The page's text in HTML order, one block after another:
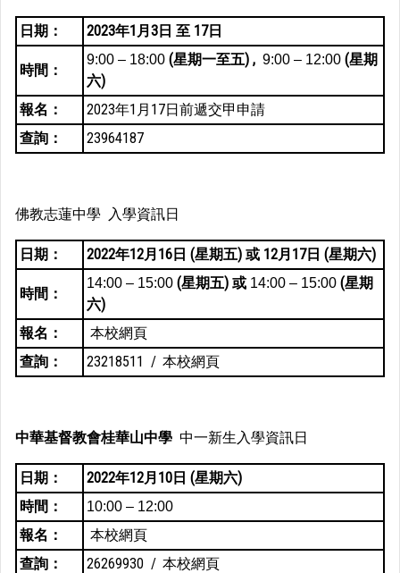
日期： 2023年1月3日 至 17日
時間：
9:00 – 18:00 (星期一至五) , 9:00 – 12:00 (星期
六)
報名：
2023年1月17日前遞交甲申請
查詢：
23964187
佛教志蓮中學 入學資訊日
日期： 2022年12月16日 (星期五) 或 12月17日 (星期六)
時間：
14:00 – 15:00 (星期五) 或 14:00 – 15:00 (星期
六)
報名：
本校網頁
查詢：
23218511 / 本校網頁
中華基督教會桂華山中學 中一新生入學資訊日
日期：
2022年12月10日 (星期六)
時間：
10:00 – 12:00
報名：
本校網頁
查詢：
26269930 / 本校網頁